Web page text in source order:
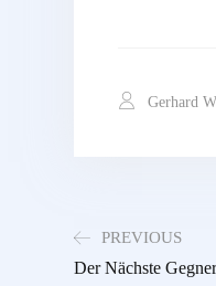
Gerhard
PREVIOUS
Der Nächste